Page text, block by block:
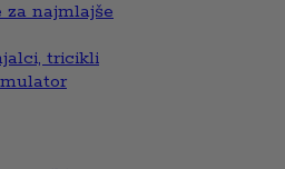
za najmlajše
tricikli